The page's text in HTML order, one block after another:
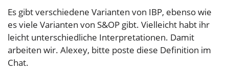
Es gibt verschiedene Varianten von IBP, ebenso wie
es viele Varianten von S&OP gibt. Vielleicht habt ihr
leicht unterschiedliche Interpretationen. Damit
arbeiten wir. Alexey, bitte poste diese Definition im
Chat.